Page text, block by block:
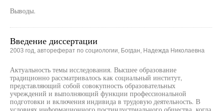
Выводы.
Введение диссертации
2003 год, автореферат по социологии, Богдан, Надежда Николаевна
Актуальность темы исследования. Высшее образование
традиционно рассматривалось как социальный институт,
представляющий собой совокупность образовательных
учреждений и выполняющий функции профессиональной
подготовки и включения индивида в трудовую деятельность. В